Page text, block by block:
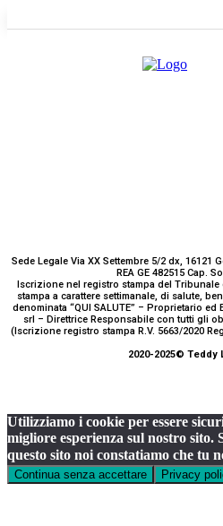
Sede Legale Via XX Settembre 5/2 dx, 16121
REA GE 482515 Cap.
Iscrizione nel registro stampa del
stampa a carattere settimanale, di salute,
denominata “QUI SALUTE” – Proprietario
srl – Direttrice Responsabile con tutti gli
(Iscrizione registro stampa R.V. 5663/2020
2020-2025© Teddy
Utilizziamo i cookie per essere
migliore esperienza sul nostro sito.
questo sito noi constatiamo che tu
Continua senza accettare
Privacy